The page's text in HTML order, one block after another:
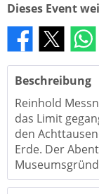
Dieses Event
Beschreibung
Reinhold
das Limit
den
Erde. Der